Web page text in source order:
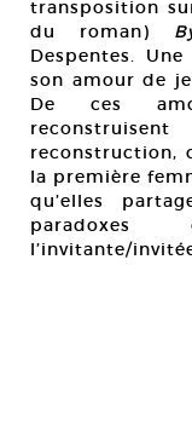
transposition
du roman)
Despentes.
son amour de
De ces
reconstruction,
la première
qu’elles
paradoxes
l’invitante/